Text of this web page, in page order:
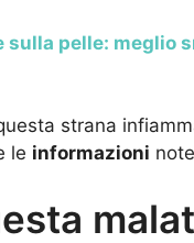
sulla pelle: meglio
strana
le informazioni